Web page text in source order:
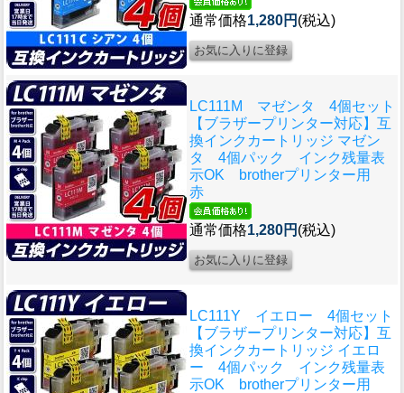
通常価格1,280円 (税込)
LC111M マゼンタ 4個セット
【ブラザープリンター対応】互
換インクカートリッジ マゼン
タ 4個パック インク残量表
示OK brotherプリンター用
赤
通常価格1,280円 (税込)
LC111Y イエロー 4個セット
【ブラザープリンター対応】互
換インクカートリッジ イエロ
ー 4個パック インク残量表
示OK brotherプリンター用